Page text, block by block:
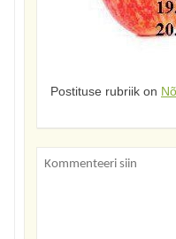
Postituse rubriik on